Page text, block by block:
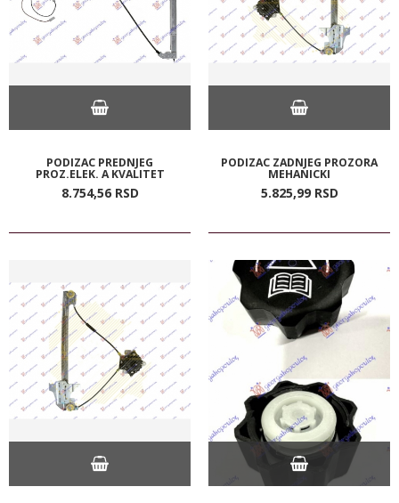
PODIZAC PREDNJEG
PROZ.ELEK. A KVALITET
8.754,56 RSD
PODIZAC ZADNJEG PROZORA
MEHANICKI
5.825,99 RSD